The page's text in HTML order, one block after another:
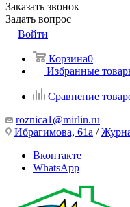
Заказать звонок
Задать вопрос
Войти
Корзина0
Избранные
Сравнение
roznica1@mirlin.ru
Ибрагимова, 61а /
Вконтакте
WhatsApp